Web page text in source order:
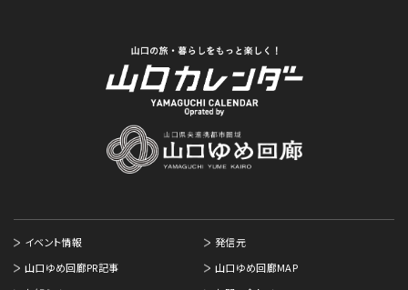
イベント情報
発信元
山口ゆめ回廊PR記事
山口ゆめ回廊MAP